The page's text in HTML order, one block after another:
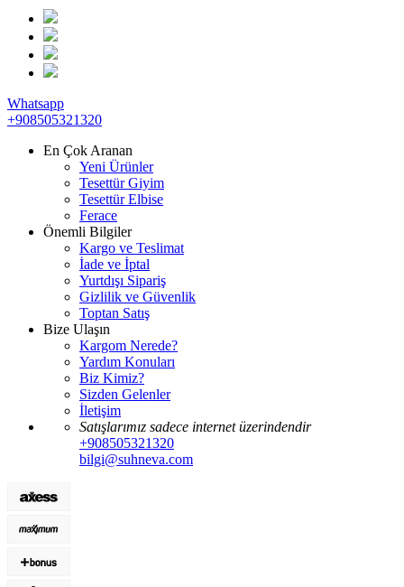
Whatsapp
+908505321320
En Çok Aranan
Yeni Ürünler
Tesettür Giyim
Tesettür Elbise
Ferace
Önemli Bilgiler
Kargo ve Teslimat
İade ve İptal
Yurtdışı Sipariş
Gizlilik ve Güvenlik
Toptan Satış
Bize Ulaşın
Kargom Nerede?
Yardım Konuları
Biz Kimiz?
Sizden Gelenler
İletişim
Satışlarımız sadece internet üzerindendir
+908505321320
bilgi@suhneva.com